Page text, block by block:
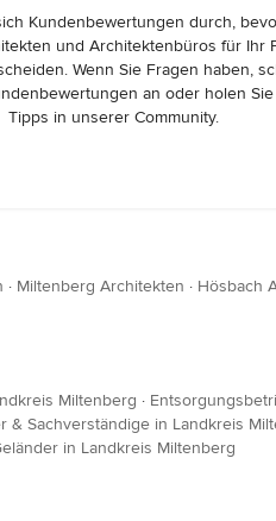
Kundenbewertungen durch,
und Architektenbüros für Ihr
Wenn Sie Fragen haben,
an oder holen
Tipps in unserer Community.
· Miltenberg Architekten · Hösbach
Miltenberg ·
& Sachverständige in Landkreis
in Landkreis Miltenberg